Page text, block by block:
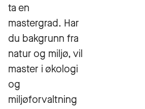
ta en
mastergrad. Har
du bakgrunn fra
natur og miljø, vil
master i økologi
og
miljøforvaltning